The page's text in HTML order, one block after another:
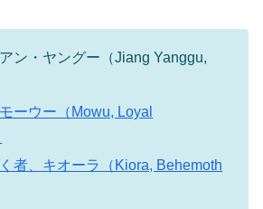
ン・ヤングー（Jiang Yanggu,
ーウー（Mowu, Loyal
者、キオーラ（Kiora, Behemoth